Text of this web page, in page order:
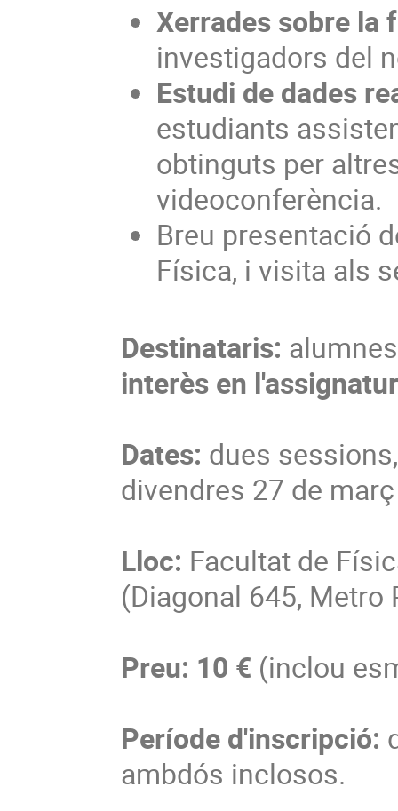
Xerrades sobre la
investigadors del
Estudi de dades
estudiants
obtinguts per
videoconferència.
Breu presentació
Física, i visita als
Destinataris:
interès en
Dates: dues
divendres 27 de
Lloc: Facultat de
(Diagonal 645, Metro
Preu: 10 € (inclou
Període d'inscripció:
ambdós inclosos.